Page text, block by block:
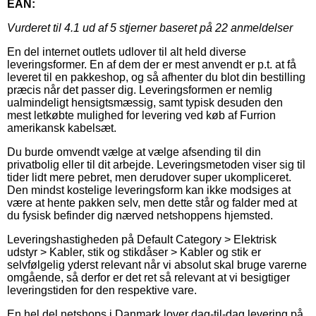
EAN:
Vurderet til 4.1 ud af 5 stjerner baseret på 22 anmeldelser
En del internet outlets udlover til alt held diverse
leveringsformer. En af dem der er mest anvendt er p.t. at få
leveret til en pakkeshop, og så afhenter du blot din bestilling
præcis når det passer dig. Leveringsformen er nemlig
ualmindeligt hensigtsmæssig, samt typisk desuden den
mest letkøbte mulighed for levering ved køb af Furrion
amerikansk kabelsæt.
Du burde omvendt vælge at vælge afsending til din
privatbolig eller til dit arbejde. Leveringsmetoden viser sig til
tider lidt mere pebret, men derudover super ukompliceret.
Den mindst kostelige leveringsform kan ikke modsiges at
være at hente pakken selv, men dette står og falder med at
du fysisk befinder dig nærved netshoppens hjemsted.
Leveringshastigheden på Default Category > Elektrisk
udstyr > Kabler, stik og stikdåser > Kabler og stik er
selvfølgelig yderst relevant når vi absolut skal bruge varerne
omgående, så derfor er det ret så relevant at vi besigtiger
leveringstiden for den respektive vare.